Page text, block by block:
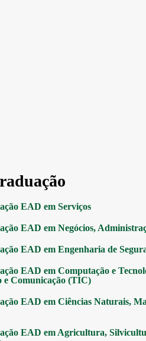
EAD em Serviços
EAD em Negócios,
EAD em Engenharia de
EAD em Computação e
e Comunicação (TIC)
EAD em Ciências Naturais,
EAD em Agricultura,